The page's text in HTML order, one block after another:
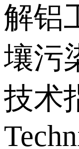
解铝
壤污
技术